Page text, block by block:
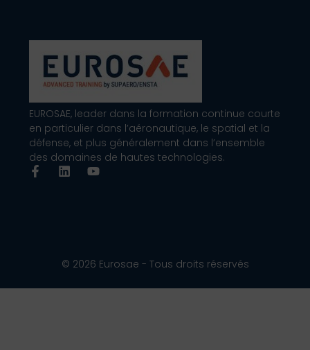
EUROSAE, leader dans la formation continue courte
en particulier dans l’aéronautique, le spatial et la
défense, et plus généralement dans l’ensemble
des domaines de hautes technologies.
© 2026 Eurosae - Tous droits réservés